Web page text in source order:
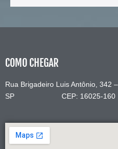
COMO CHEGAR
Rua Brigadeiro Luis Antônio, 342
SP CEP: 16025-160